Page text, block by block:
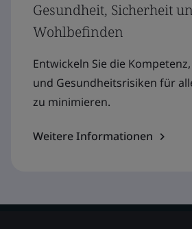
Gesundheit, Sicherheit
Wohlbefinden
Entwickeln Sie die
und Gesundheitsrisiken für
zu minimieren.
Weitere Informationen